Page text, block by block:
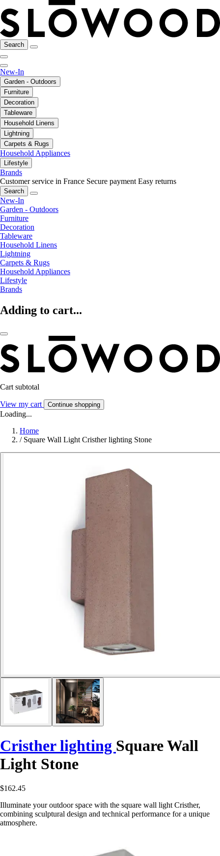
Search
New-In
Garden - Outdoors
Furniture
Decoration
Tableware
Household Linens
Lightning
Carpets & Rugs
Household Appliances
Lifestyle
Brands
Customer service in France Secure payment Easy returns
Search
New-In
Garden - Outdoors
Furniture
Decoration
Tableware
Household Linens
Lightning
Carpets & Rugs
Household Appliances
Lifestyle
Brands
Adding to cart...
Cart subtotal
View my cart Continue shopping
Loading...
Home
/ Square Wall Light Cristher lighting Stone
Cristher lighting Square Wall
Light Stone
$162.45
Illuminate your outdoor space with the square wall light Cristher,
combining sculptural design and technical performance for a unique
atmosphere.